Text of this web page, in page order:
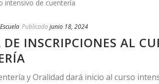
Escuela Publicado junio 18, 2024
DE INSCRIPCIONES AL
y Oralidad dará inicio al curso